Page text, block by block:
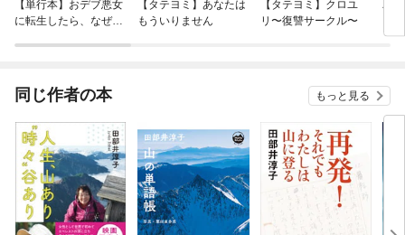
【単行本】おデブ悪女
に転生したら、なぜか
【タテヨミ】あなたは
もういりません
【タテヨミ】クロユ
リ〜復讐サークル〜
バ
今
同じ作者の本 もっと見る